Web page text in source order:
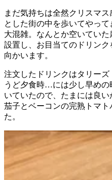
まだ気持ちは全然クリスマ
とした街の中を歩いてやっ
大混雑。なんとか空いてい
設置し、お目当てのドリン
向かいます。
注文したドリンクはタリー
うど夕食時…には少し早めの
いていたので、たまには良
茄子とベーコンの完熟トマ
た。